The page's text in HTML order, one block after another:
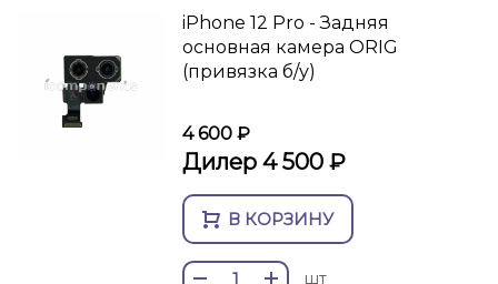
iPhone 12 Pro - Задняя
основная камера ORIG
(привязка б/у)
4 600 ₽
Дилер 4 500 ₽
В КОРЗИНУ
шт